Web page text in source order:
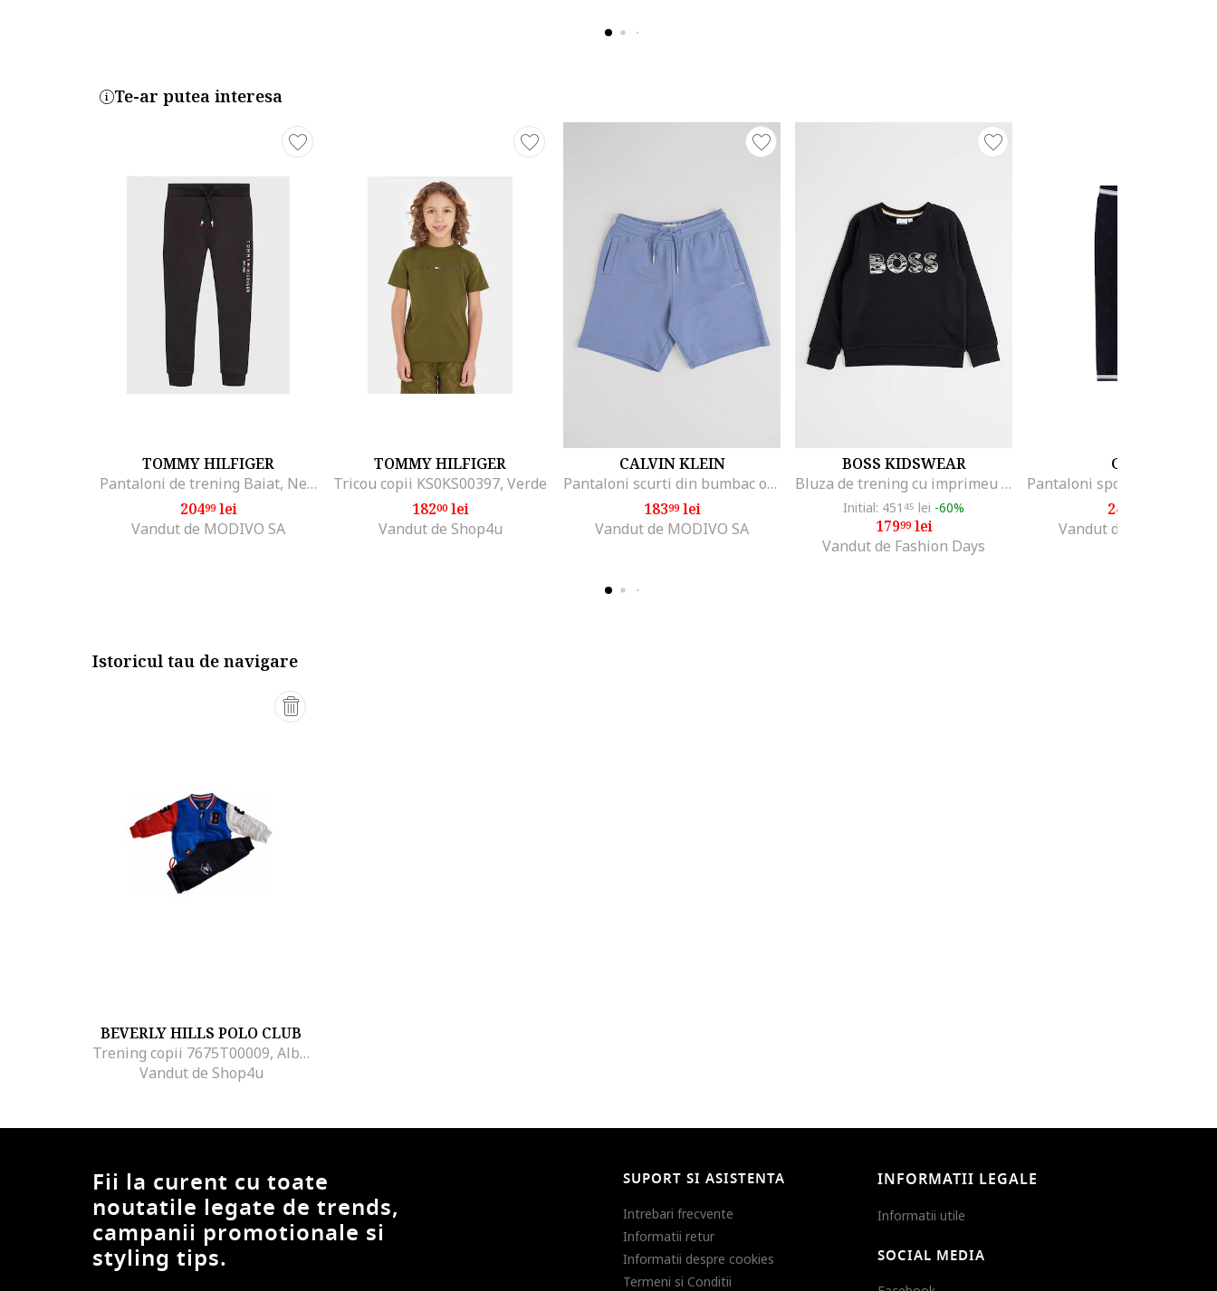
Te-ar putea interesa
TOMMY HILFIGER
Pantaloni de trening Baiat, Negru, 100% bumbac, 4Y
20499lei
Vandut de MODIVO SA
TOMMY HILFIGER
Tricou copii KS0KS00397, Verde
18200lei
Vandut de Shop4u
CALVIN KLEIN
Pantaloni scurti din bumbac organic cu logo, Albastru inchis
18399lei
Vandut de MODIVO SA
BOSS KIDSWEAR
Bluza de trening cu imprimeu logo, Negru/Bej
Initial: 451 45 lei -60%
17999lei
Vandut de Fashion Days
GUESS
248
Vandut de MODIVO SA
Istoricul tau de navigare
BEVERLY HILLS POLO CLUB
Trening copii 7675T00009, Albastru royal
Vandut de Shop4u
Fii la curent cu toate
noutatile legate de trends,
campanii promotionale si
styling tips.
SUPORT SI ASISTENTA
Intrebari frecvente
Informatii retur
Informatii despre cookies
Termeni si Conditii
INFORMATII LEGALE
Informatii utile
SOCIAL MEDIA